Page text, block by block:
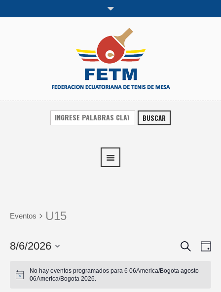
BUSCAR
Eventos U15
BUSCAR
8/6/2026
fecha.
No hay eventos programados para 6 06America/Bogota agosto
06America/Bogota 2026.